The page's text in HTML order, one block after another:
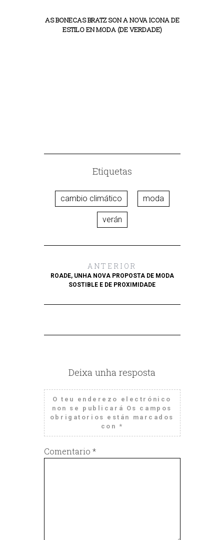
AS BONECAS BRATZ SON A NOVA ICONA DE
ESTILO EN MODA (DE VERDADE)
Etiquetas
cambio climático moda
verán
ANTERIOR
ROADE, UNHA NOVA PROPOSTA DE MODA
SOSTIBLE E DE PROXIMIDADE
Deixa unha resposta
O teu enderezo electrónico
non se publicará Os campos
obrigatorios están marcados
con *
Comentario *